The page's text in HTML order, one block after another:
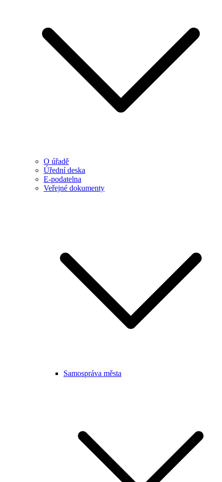
O úřadě
Úřední deska
E-podatelna
Veřejné dokumenty
Samospráva města